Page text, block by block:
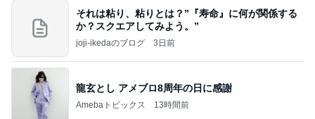
それは粘り、粘りとは？”『寿命』に何が関係する
か？スクエアしてみよう。”
joji-ikedaのブログ 3日前
龍玄とし アメブロ8周年の日に感謝
Amebaトピックス 13時間前